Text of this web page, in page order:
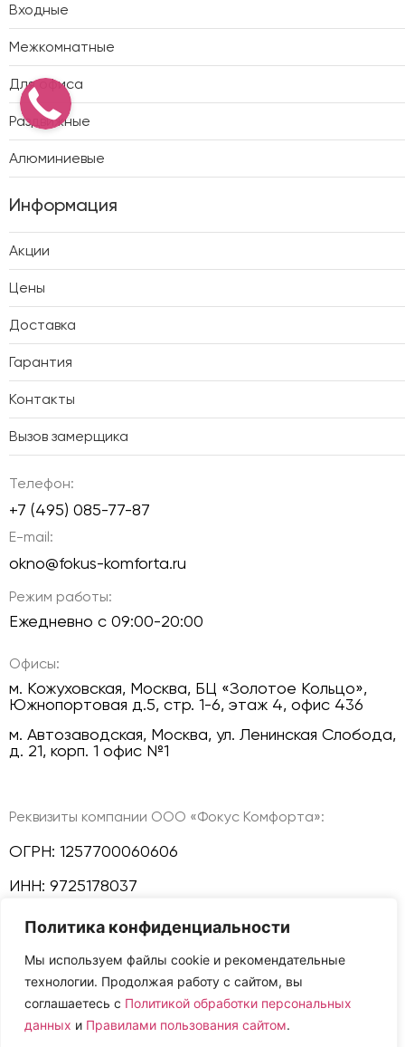
Политика конфиденциальности
Мы используем файлы cookie и рекомендательные
технологии. Продолжая работу с сайтом, вы
соглашаетесь с Политикой обработки персональных
данных и Правилами пользования сайтом.
Входные
Межкомнатные
Для офиса
Раздвижные
Алюминиевые
Информация
Акции
Цены
Доставка
Гарантия
Контакты
Вызов замерщика
Телефон:
+7 (495) 085-77-87
E-mail:
okno@fokus-komforta.ru
Режим работы:
Ежедневно с 09:00-20:00
Офисы:
м. Кожуховская, Москва, БЦ «Золотое Кольцо»,
Южнопортовая д.5, стр. 1-6, этаж 4, офис 436
м. Автозаводская, Москва, ул. Ленинская Слобода,
д. 21, корп. 1 офис №1
Реквизиты компании ООО «Фокус Комфорта»:
ОГРН: 1257700060606
ИНН: 9725178037
КПП: 772501001
Политика конфиденциальности
Мы в соц сетях: